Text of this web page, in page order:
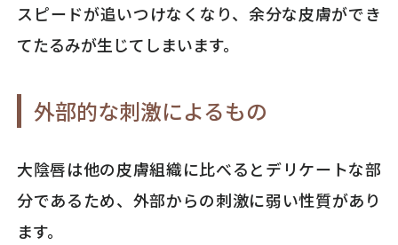
スピードが追いつけなくなり、余分な皮膚ができ
てたるみが生じてしまいます。
外部的な刺激によるもの
大陰唇は他の皮膚組織に比べるとデリケートな部
分であるため、外部からの刺激に弱い性質があり
ます。